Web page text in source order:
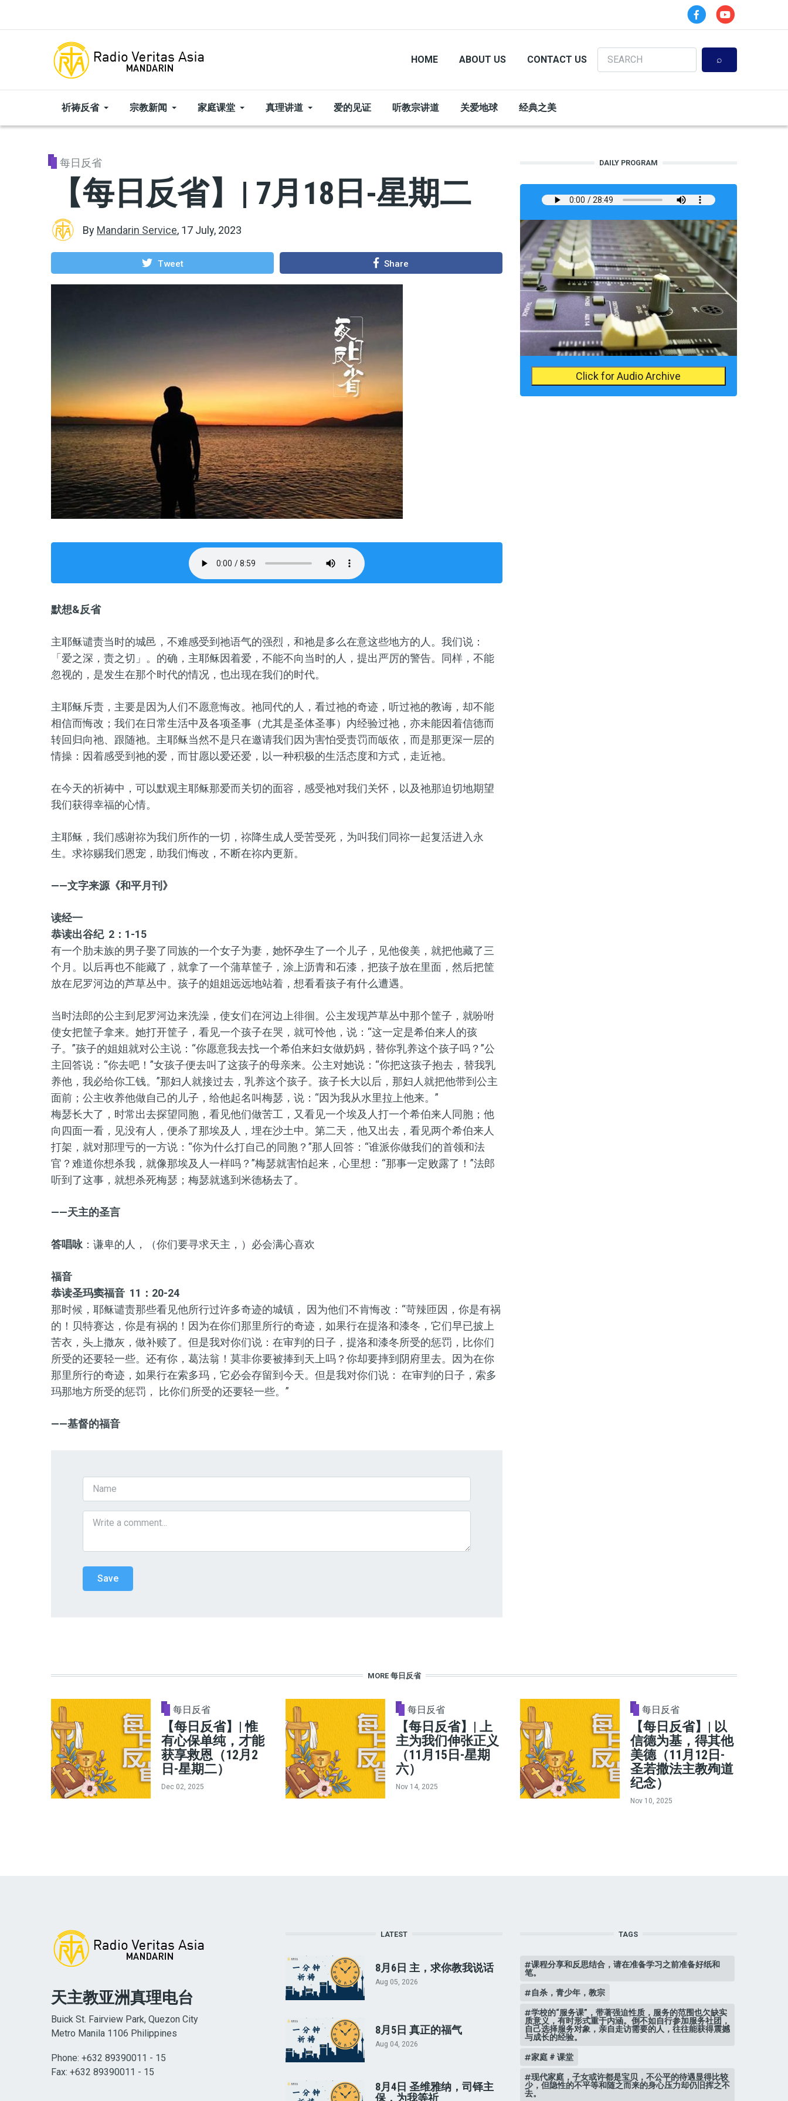
HOME ABOUT US CONTACT US
Search
祈祷反省 宗教新闻 家庭课堂 真理讲道 爱的见证 听教宗讲道 关爱地球 经典之美
每日反省
【每日反省】| 7月18日-星期二
By Mandarin Service, 17 July, 2023
Tweet Share
默想&反省
主耶稣谴责当时的城邑，不难感受到祂语气的强烈，和祂是多么在意这些地方的人。我们说：
「爱之深，责之切」。的确，主耶稣因着爱，不能不向当时的人，提出严厉的警告。同样，不能
忽视的，是发生在那个时代的情况，也出现在我们的时代。
主耶稣斥责，主要是因为人们不愿意悔改。祂同代的人，看过祂的奇迹，听过祂的教诲，却不能
相信而悔改；我们在日常生活中及各项圣事（尤其是圣体圣事）内经验过祂，亦未能因着信德而
转回归向祂、跟随祂。主耶稣当然不是只在邀请我们因为害怕受责罚而皈依，而是那更深一层的
情操：因着感受到祂的爱，而甘愿以爱还爱，以一种积极的生活态度和方式，走近祂。
在今天的祈祷中，可以默观主耶稣那爱而关切的面容，感受祂对我们关怀，以及祂那迫切地期望
我们获得幸福的心情。
主耶稣，我们感谢祢为我们所作的一切，祢降生成人受苦受死，为叫我们同祢一起复活进入永
生。求祢赐我们恩宠，助我们悔改，不断在祢内更新。
——文字来源《和平月刊》
读经一
恭读出谷纪 2：1-15
有一个肋未族的男子娶了同族的一个女子为妻，她怀孕生了一个儿子，见他俊美，就把他藏了三
个月。以后再也不能藏了，就拿了一个蒲草筐子，涂上沥青和石漆，把孩子放在里面，然后把筐
放在尼罗河边的芦草丛中。孩子的姐姐远远地站着，想看看孩子有什么遭遇。
当时法郎的公主到尼罗河边来洗澡，使女们在河边上徘徊。公主发现芦草丛中那个筐子，就吩咐
使女把筐子拿来。她打开筐子，看见一个孩子在哭，就可怜他，说：“这一定是希伯来人的孩
子。”孩子的姐姐就对公主说：“你愿意我去找一个希伯来妇女做奶妈，替你乳养这个孩子吗？”公
主回答说：“你去吧！”女孩子便去叫了这孩子的母亲来。公主对她说：“你把这孩子抱去，替我乳
养他，我必给你工钱。”那妇人就接过去，乳养这个孩子。孩子长大以后，那妇人就把他带到公主
面前；公主收养他做自己的儿子，给他起名叫梅瑟，说：“因为我从水里拉上他来。”
梅瑟长大了，时常出去探望同胞，看见他们做苦工，又看见一个埃及人打一个希伯来人同胞；他
向四面一看，见没有人，便杀了那埃及人，埋在沙土中。第二天，他又出去，看见两个希伯来人
打架，就对那理亏的一方说：“你为什么打自己的同胞？”那人回答：“谁派你做我们的首领和法
官？难道你想杀我，就像那埃及人一样吗？”梅瑟就害怕起来，心里想：“那事一定败露了！”法郎
听到了这事，就想杀死梅瑟；梅瑟就逃到米德杨去了。
——天主的圣言
答唱咏 ：谦卑的人，（你们要寻求天主，）必会满心喜欢
福音
恭读圣玛窦福音 11：20-24
那时候，耶稣谴责那些看见他所行过许多奇迹的城镇， 因为他们不肯悔改：“苛辣匝因，你是有祸
的！贝特赛达，你是有祸的！因为在你们那里所行的奇迹，如果行在提洛和漆冬，它们早已披上
苦衣，头上撒灰，做补赎了。但是我对你们说：在审判的日子，提洛和漆冬所受的惩罚，比你们
所受的还要轻一些。还有你，葛法翁！莫非你要被捧到天上吗？你却要摔到阴府里去。因为在你
那里所行的奇迹，如果行在索多玛，它必会存留到今天。但是我对你们说： 在审判的日子，索多
玛那地方所受的惩罚， 比你们所受的还要轻一些。”
——基督的福音
DAILY PROGRAM
Click for Audio Archive
MORE 每日反省
每日反省
【每日反省】| 惟
有心保单纯，才能
获享救恩（12月2
日-星期二）
Dec 02, 2025
每日反省
【每日反省】| 上
主为我们伸张正义
（11月15日-星期
六）
Nov 14, 2025
每日反省
【每日反省】| 以
信德为基，得其他
美德（11月12日-
圣若撒法主教殉道
纪念）
Nov 10, 2025
天主教亚洲真理电台
Buick St. Fairview Park, Quezon City
Metro Manila 1106 Philippines
Phone: +632 89390011 - 15
Fax: +632 89390011 - 15
LATEST
8月6日 主，求你教我说话
Aug 05, 2026
8月5日 真正的福气
Aug 04, 2026
8月4日 圣维雅纳，司铎主
保，为我等祈
TAGS
课程分享和反思结合，请在准备学习之前准备好纸和
笔。
自杀，青少年，教宗
学校的“服务课”，带著强迫性质，服务的范围也欠缺实
质意义，有时形式重于内涵。倒不如自行参加服务社团，
自己选择服务对象，亲自走访需要的人，往往能获得震撼
与成长的经验。
家庭 # 课堂
现代家庭，子女或许都是宝贝，不公平的待遇显得比较
少，但隐性的不平等和随之而来的身心压力却仍旧挥之不
去。